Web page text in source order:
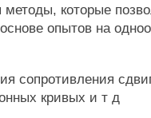
которые
опытов на
сопротивления
кривых и т д